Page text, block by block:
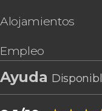
Alojamientos
Empleo
Ayuda